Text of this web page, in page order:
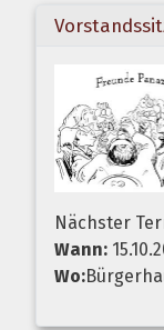
Nächster
Wann:
Wo: